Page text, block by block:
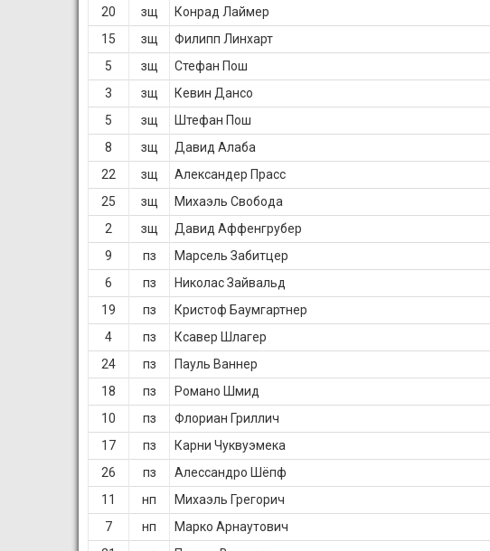
20
зщ Конрад Лаймер
15
зщ Филипп Линхарт
5
зщ Стефан Пош
3
зщ Кевин Дансо
5
зщ Штефан Пош
8
зщ Давид Алаба
22
зщ Александер Прасс
25
зщ Михаэль Свобода
2
зщ Давид Аффенгрубер
9
пз Марсель Забитцер
6
пз Николас Зайвальд
19
пз Кристоф Баумгартнер
4
пз Ксавер Шлагер
24
пз Пауль Ваннер
18
пз Романо Шмид
10
пз Флориан Гриллич
17
пз Карни Чуквуэмека
26
пз Алессандро Шёпф
11
нп Михаэль Грегорич
7
нп Марко Арнаутович